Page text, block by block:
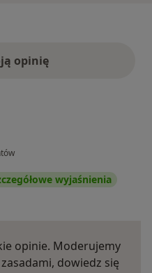
opinię
wyjaśnienia
opinie. Moderujemy
dowiedz się